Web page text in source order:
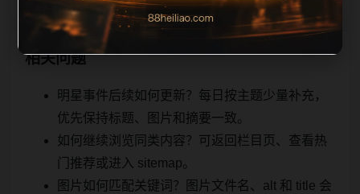
相关问题
明星事件后续如何更新？每日按主题少量补充，
优先保持标题、图片和摘要一致。
如何继续浏览同类内容？可返回栏目页、查看热
门推荐或进入 sitemap。
图片如何匹配关键词？图片文件名、alt 和 title 会